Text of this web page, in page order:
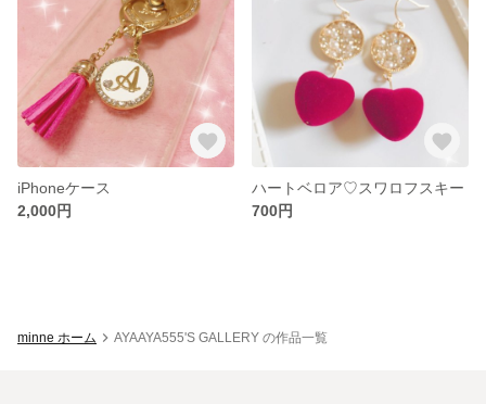
iPhoneケース
2,000円
ハートベロア♡スワロフスキー
700円
minne ホーム AYAAYA555'S GALLERY の作品一覧